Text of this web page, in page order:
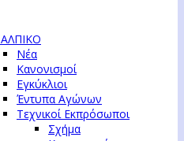
ΑΛΠΙΚΟ
Νέα
Κανονισμοί
Εγκύκλιοι
Έντυπα Αγώνων
Τεχνικοί Εκπρόσωποι
Σχήμα